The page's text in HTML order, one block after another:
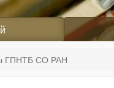
ГПНТБ СО РАН